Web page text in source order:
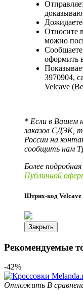
Относите
можно
оформить
3970904,
Velcave
* Если в Вашем
заказов СДЭК,
России на
сообщить нам
Более
Публичной
Штрих-код Velcave
Закрыть
Рекомендуемые
-42%
Отложить В